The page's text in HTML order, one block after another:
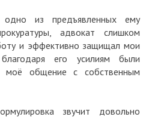
одно из предъявленных ему
адвокат слишком
и эффективно защищал мои
его усилиям были
моё общение с собственным
звучит довольно